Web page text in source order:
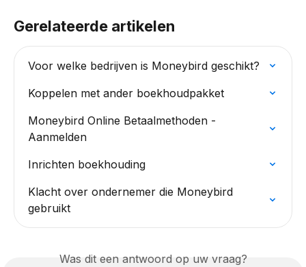
Gerelateerde artikelen
Voor welke bedrijven is Moneybird geschikt?
Koppelen met ander boekhoudpakket
Moneybird Online Betaalmethoden -
Aanmelden
Inrichten boekhouding
Klacht over ondernemer die Moneybird
gebruikt
Was dit een antwoord op uw vraag?